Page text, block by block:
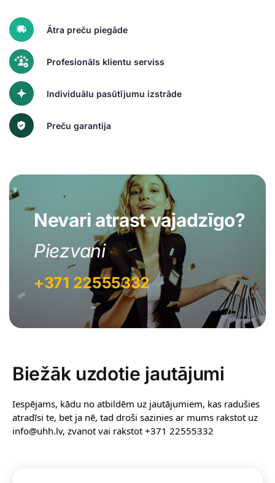
Ātra preču piegāde
Profesionāls klientu serviss
Individuālu pasūtījumu izstrāde
Preču garantija
Nevari atrast vajadzīgo?
Piezvani
+371 22555332
Biežāk uzdotie jautājumi
Iespējams, kādu no atbildēm uz jautājumiem, kas radušies
atradīsi te, bet ja nē, tad droši sazinies ar mums rakstot uz
info@uhh.lv, zvanot vai rakstot +371 22555332